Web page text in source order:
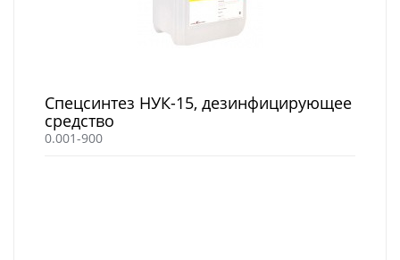
Спецсинтез НУК-15, дезинфицирующее
средство
0.001-900